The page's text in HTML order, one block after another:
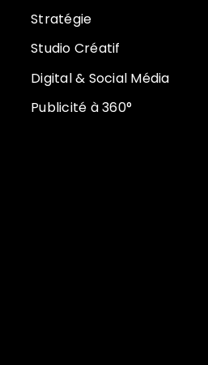
Stratégie
Studio Créatif
Digital & Social Média
Publicité à 360°